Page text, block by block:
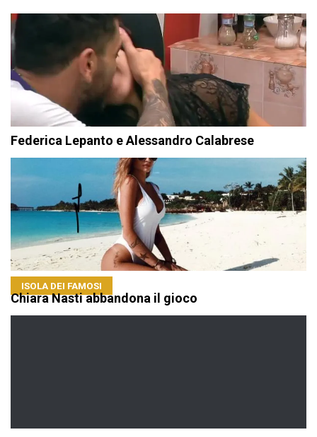
Federica Lepanto e Alessandro Calabrese
ISOLA DEI FAMOSI
Chiara Nasti abbandona il gioco